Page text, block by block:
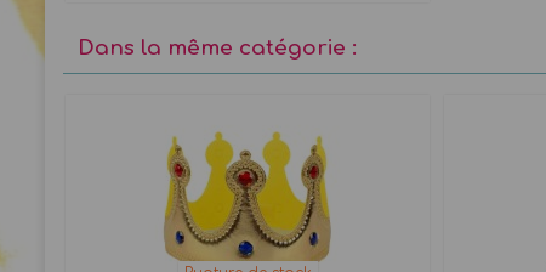
Dans la même catégorie :